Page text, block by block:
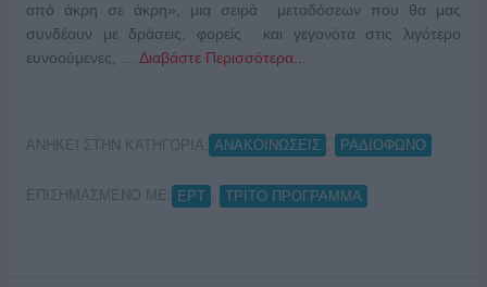
από άκρη σε άκρη», μια σειρά μεταδόσεων που θα μας
συνδέουν με δράσεις, φορείς και γεγονότα στις λιγότερο
ευνοούμενες, … Διαβάστε Περισσότερα...
ΑΝΗΚΕΙ ΣΤΗΝ ΚΑΤΗΓΟΡΙΑ: ΑΝΑΚΟΙΝΩΣΕΙΣ ΡΑΔΙΟΦΩΝΟ
ΕΠΙΣΗΜΑΣΜΕΝΟ ΜΕ: ΕΡΤ ΤΡΙΤΟ ΠΡΟΓΡΑΜΜΑ